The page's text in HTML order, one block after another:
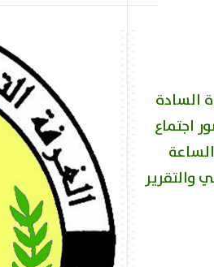
السادة
اجتماع
الاحد الموافق 15 مارس 2020م الساعة
والتقرير